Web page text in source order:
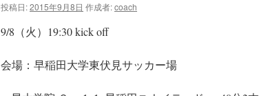
投稿日:2015年9月8日 作成者:coach
9/8（火）19:30 kick off
会場：早稲田大学東伏見サッカー場